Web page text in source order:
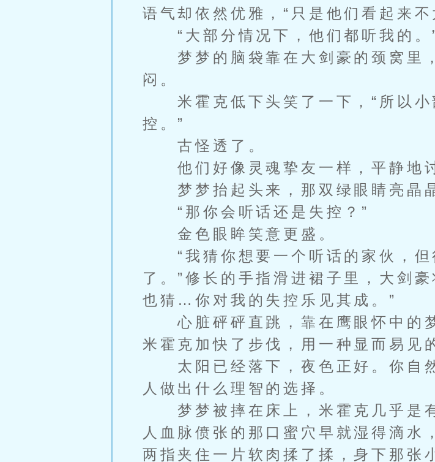
语气却依然优雅，“只是他们看起来
“大部分情况下，他们都听我的。
梦梦的脑袋靠在大剑豪的颈窝里
闷。
米霍克低下头笑了一下，“所以
控。”
古怪透了。
他们好像灵魂挚友一样，平静地讨
梦梦抬起头来，那双绿眼睛亮晶
“那你会听话还是失控？”
金色眼眸笑意更盛。
“我猜你想要一个听话的家伙，但
了。”修长的手指滑进裙子里，大剑
也猜…你对我的失控乐见其成。”
心脏砰砰直跳，靠在鹰眼怀中的梦
米霍克加快了步伐，用一种显而易见
太阳已经落下，夜色正好。你自
人做出什么理智的选择。
梦梦被摔在床上，米霍克几乎是
人血脉偾张的那口蜜穴早就湿得滴水
两指夹住一片软肉揉了揉，身下那张